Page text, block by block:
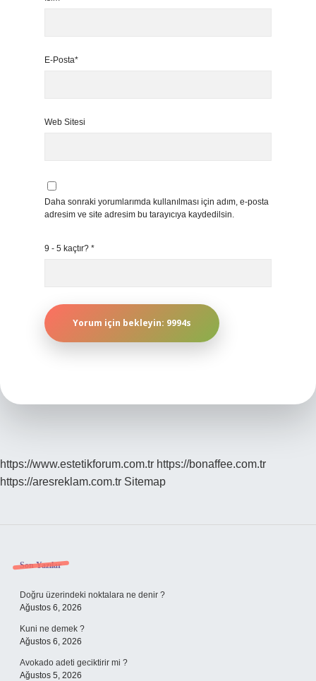
E-Posta*
Web Sitesi
Daha sonraki yorumlarımda kullanılması için adım, e-posta
adresim ve site adresim bu tarayıcıya kaydedilsin.
9 - 5 kaçtır? *
https://www.estetikforum.com.tr https://bonaffee.com.tr
https://aresreklam.com.tr Sitemap
Sidebar
Son Yazılar
Doğru üzerindeki noktalara ne denir ?
Ağustos 6, 2026
Kuni ne demek ?
Ağustos 6, 2026
Avokado adeti geciktirir mi ?
Ağustos 5, 2026